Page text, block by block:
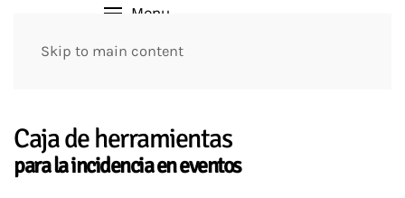
Skip to main content
Menu
Caja de herramientas
para la incidencia en eventos